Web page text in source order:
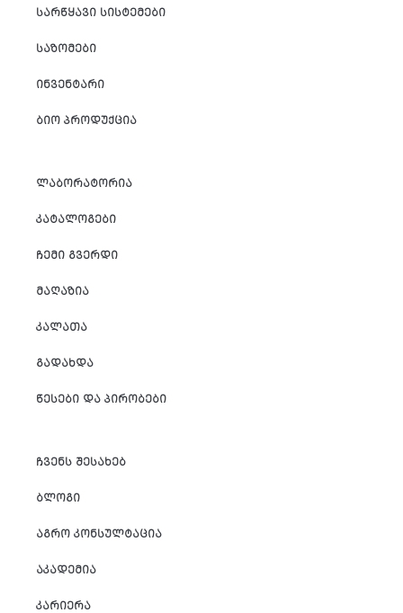
ᲡᲐᲠᲬᲧᲐᲕᲘ ᲡᲘᲡᲢᲔᲛᲔᲑᲘ
ᲡᲐᲖᲝᲛᲔᲑᲘ
ᲘᲜᲕᲔᲜᲢᲐᲠᲘ
ᲑᲘᲝ ᲞᲠᲝᲓᲣᲥᲪᲘᲐ
ᲚᲐᲑᲝᲠᲐᲢᲝᲠᲘᲐ
ᲙᲐᲢᲐᲚᲝᲒᲔᲑᲘ
ᲩᲔᲛᲘ ᲒᲕᲔᲠᲓᲘ
ᲛᲐᲦᲐᲖᲘᲐ
ᲙᲐᲚᲐᲗᲐ
ᲒᲐᲓᲐᲮᲓᲐ
ᲬᲔᲡᲔᲑᲘ ᲓᲐ ᲞᲘᲠᲝᲑᲔᲑᲘ
ᲩᲕᲔᲜᲡ ᲨᲔᲡᲐᲮᲔᲑ
ᲑᲚᲝᲒᲘ
ᲐᲒᲠᲝ ᲙᲝᲜᲡᲣᲚᲢᲐᲪᲘᲐ
ᲐᲙᲐᲓᲔᲛᲘᲐ
ᲙᲐᲠᲘᲔᲠᲐ